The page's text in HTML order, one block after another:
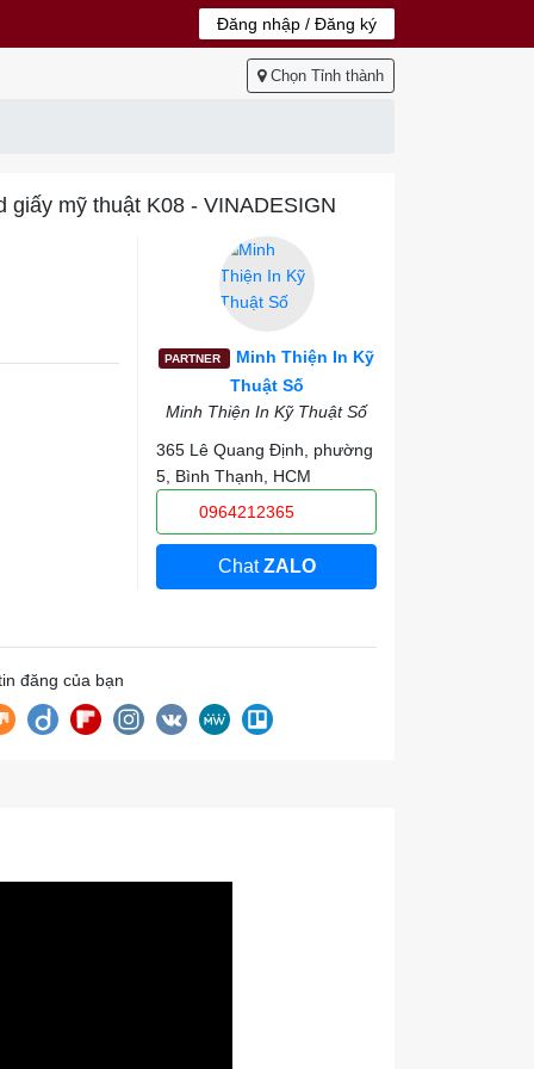
Đăng nhập / Đăng ký
Chọn Tỉnh thành
giấy mỹ thuật K08 - VINADESIGN
PARTNER
Minh Thiện In Kỹ
Thuật Số
Minh Thiện In Kỹ Thuật Số
365 Lê Quang Định, phường
5, Bình Thạnh, HCM
0964212365
ChatZALO
đăng của bạn